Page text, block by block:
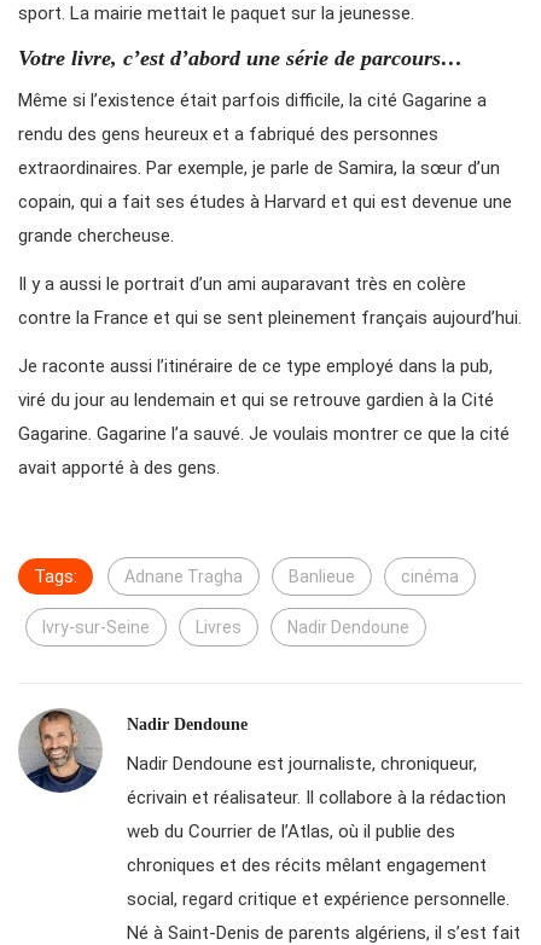
sport. La mairie mettait le paquet sur la jeunesse.
Votre livre, c’est d’abord une série de parcours…
Même si l’existence était parfois difficile, la cité Gagarine a
rendu des gens heureux et a fabriqué des personnes
extraordinaires. Par exemple, je parle de Samira, la sœur d’un
copain, qui a fait ses études à Harvard et qui est devenue une
grande chercheuse.
Il y a aussi le portrait d’un ami auparavant très en colère
contre la France et qui se sent pleinement français aujourd’hui.
Je raconte aussi l’itinéraire de ce type employé dans la pub,
viré du jour au lendemain et qui se retrouve gardien à la Cité
Gagarine. Gagarine l’a sauvé. Je voulais montrer ce que la cité
avait apporté à des gens.
Tags: Adnane Tragha Banlieue cinéma
Ivry-sur-Seine Livres Nadir Dendoune
Nadir Dendoune
Nadir Dendoune est journaliste, chroniqueur,
écrivain et réalisateur. Il collabore à la rédaction
web du Courrier de l’Atlas, où il publie des
chroniques et des récits mêlant engagement
social, regard critique et expérience personnelle.
Né à Saint-Denis de parents algériens, il s’est fait